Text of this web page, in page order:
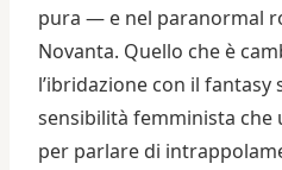
pura — e nel paranormal
Novanta. Quello che è
l’ibridazione con il fantasy
sensibilità femminista che
per parlare di